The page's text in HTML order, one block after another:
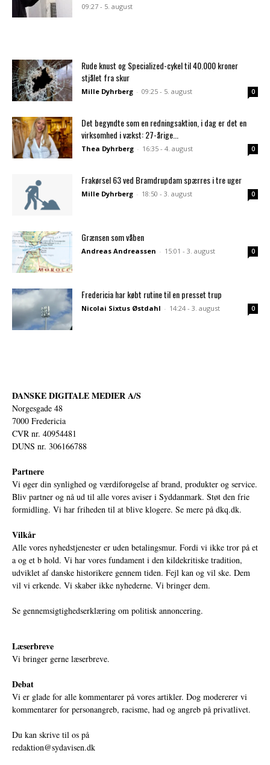
09:27 - 5. august
Rude knust og Specialized-cykel til 40.000 kroner
stjålet fra skur
Mille Dyhrberg - 09:25 - 5. august 0
Det begyndte som en redningsaktion, i dag er det en
virksomhed i vækst: 27-årige...
Thea Dyhrberg - 16:35 - 4. august 0
Frakørsel 63 ved Bramdrupdam spærres i tre uger
Mille Dyhrberg - 18:50 - 3. august 0
Grænsen som våben
Andreas Andreassen - 15:01 - 3. august 0
Fredericia har købt rutine til en presset trup
Nicolai Sixtus Østdahl - 14:24 - 3. august 0
DANSKE DIGITALE MEDIER A/S
Norgesgade 48
7000 Fredericia
CVR nr. 40954481
DUNS nr. 306166788
Partnere
Vi øger din synlighed og værdiforøgelse af brand, produkter og service.
Bliv partner og nå ud til alle vores aviser i Syddanmark. Støt den frie
formidling. Vi har friheden til at blive klogere. Se mere på dkq.dk.
Vilkår
Alle vores nyhedstjenester er uden betalingsmur. Fordi vi ikke tror på et
a og et b hold. Vi har vores fundament i den kildekritiske tradition,
udviklet af danske historikere gennem tiden. Fejl kan og vil ske. Dem
vil vi erkende. Vi skaber ikke nyhederne. Vi bringer dem.
Se gennemsigtighedserklæring om politisk annoncering.
Læserbreve
Vi bringer gerne læserbreve.
Debat
Vi er glade for alle kommentarer på vores artikler. Dog modererer vi
kommentarer for personangreb, racisme, had og angreb på privatlivet.
Du kan skrive til os på
redaktion@sydavisen.dk